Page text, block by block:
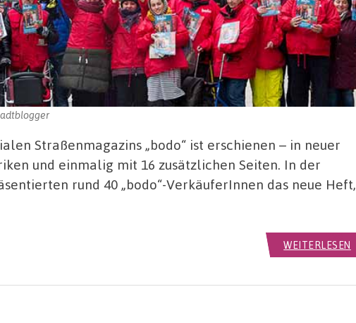
Straßenmagazins „bodo“ ist erschienen – in neuer
und einmalig mit 16 zusätzlichen Seiten. In der
rund 40 „bodo“-VerkäuferInnen das neue Heft,
WEITERLESEN